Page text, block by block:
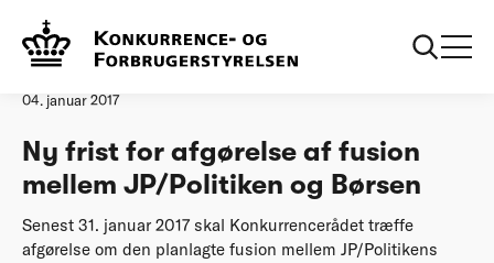
Forside
04. januar 2017
Ny frist for afgørelse af fusion
mellem JP/Politiken og Børsen
Senest 31. januar 2017 skal Konkurrencerådet træffe
afgørelse om den planlagte fusion mellem JP/Politikens